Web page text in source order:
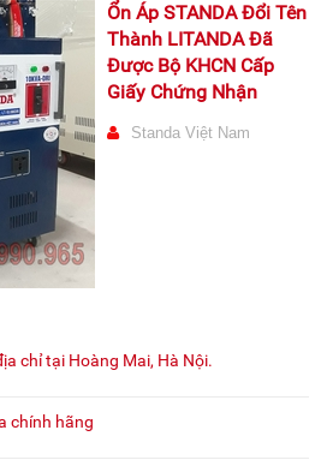
Ổn Áp STANDA Đổi Tên
Thành LITANDA Đã
Được Bộ KHCN Cấp
Giấy Chứng Nhận
Standa Việt Nam
chỉ tại Hoàng Mai, Hà Nội.
chính hãng